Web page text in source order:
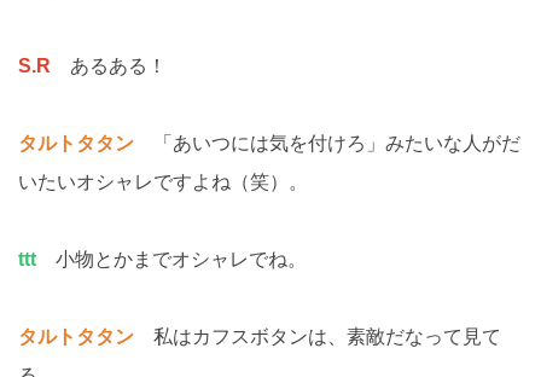
S.R あるある！
タルトタタン 「あいつには気を付けろ」みたいな人がだ
いたいオシャレですよね（笑）。
ttt 小物とかまでオシャレでね。
タルトタタン 私はカフスボタンは、素敵だなって見て